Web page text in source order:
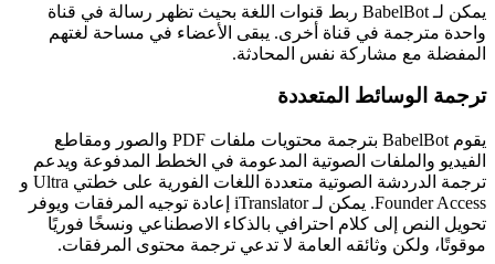
يمكن لـ BabelBot ربط قنوات اللغة بحيث تظهر رسالة في قناة
واحدة مترجمة في قناة أخرى. يبقى الأعضاء في مساحة لغتهم
المفضلة مع مشاركة نفس المحادثة.
ترجمة الوسائط المتعددة
يقوم BabelBot بترجمة محتويات ملفات PDF والصور ومقاطع
الفيديو والملفات الصوتية المدعومة في الخطط المدفوعة ويدعم
ترجمة الدردشة الصوتية متعددة اللغات الفورية على خطتي Ultra و
Founder Access. يمكن لـ iTranslator إعادة توجيه المرفقات ويوفر
تحويل النص إلى كلام احترافي بالذكاء الاصطناعي ونسخًا فوريًا
موقوتًا، ولكن وثائقه العامة لا تدعي ترجمة محتوى المرفقات.